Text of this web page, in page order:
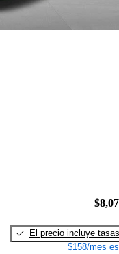
El precio incluye tasas
$158/mes